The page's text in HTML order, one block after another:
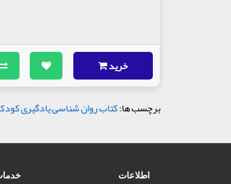
خرید
برچسب ها:کتاب روان شناسی یادگیری
اطلاعات